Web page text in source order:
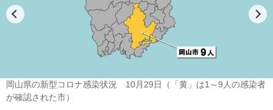
Play
岡山県の新型コロナ感染状況 10月29日（「黄」は1～9人の感染者
が確認された市）